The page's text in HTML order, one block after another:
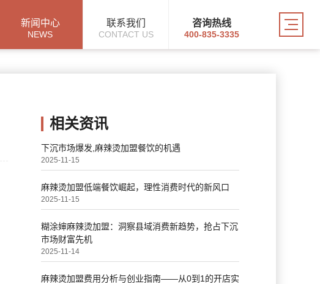
新闻中心
NEWS
联系我们
CONTACT US
咨询热线
400-835-3335
相关资讯
下沉市场爆发,麻辣烫加盟餐饮的机遇
2025-11-15
麻辣烫加盟低端餐饮崛起，理性消费时代的新风口
2025-11-15
糊涂婶麻辣烫加盟：洞察县域消费新趋势，抢占下沉
市场财富先机
2025-11-14
麻辣烫加盟费用分析与创业指南——从0到1的开店实